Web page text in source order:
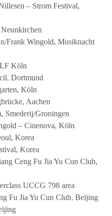
– Strom Festival,
Frank Wingold, Musiknacht
Köln
Dortmund
Köln
Aachen
Smederij/Groningen
– Cinenova, Köln
Korea
Korea
Ceng Fu Jia Yu Cun Club,
UCCG 798 area
Fu Jia Yu Cun Club, Beijing